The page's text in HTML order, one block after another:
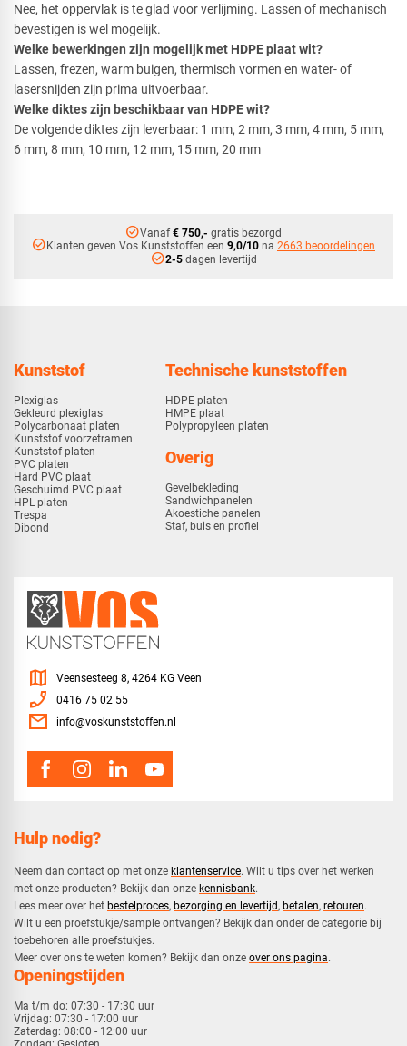
Nee, het oppervlak is te glad voor verlijming. Lassen of mechanisch
bevestigen is wel mogelijk.
Welke bewerkingen zijn mogelijk met HDPE plaat wit?
Lassen, frezen, warm buigen, thermisch vormen en water- of
lasersnijden zijn prima uitvoerbaar.
Welke diktes zijn beschikbaar van HDPE wit?
De volgende diktes zijn leverbaar: 1 mm, 2 mm, 3 mm, 4 mm, 5 mm,
6 mm, 8 mm, 10 mm, 12 mm, 15 mm, 20 mm
check_circleVanaf€ 750,- gratis bezorgd
check_circleKlanten geven Vos Kunststoffen een 9,0/10 na 2663 beoordelingen
check_circle2-5dagen levertijd
Kunststof
Plexiglas
Gekleurd plexiglas
Polycarbonaat platen
Kunststof voorzetramen
Kunststof platen
PVC platen
Hard PVC plaat
Geschuimd PVC plaat
HPL platen
Trespa
Dibond
Technische kunststoffen
HDPE platen
HMPE plaat
Polypropyleen platen
Overig
Gevelbekleding
Sandwichpanelen
Akoestiche panelen
Staf, buis en profiel
Hulp nodig?
Neem dan contact op met onze klantenservice. Wilt u tips over het werken
met onze producten? Bekijk dan onze kennisbank.
​Lees meer over het bestelproces, bezorging en levertijd, betalen, retouren.​
​Wilt u een proefstukje/sample ontvangen? Bekijk dan onder de categorie bij
toebehoren alle proefstukjes.
​​Meer over ons te weten komen? Bekijk dan onze over ons pagina.
Openingstijden
Ma t/m do: 07:30 - 17:30 uur
Vrijdag: 07:30 - 17:00 uur
Zaterdag: 08:00 - 12:00 uur
map Veensesteeg 8, 4264 KG Veen
phone_enabled 0416 75 02 55
mail info@voskunststoffen.nl